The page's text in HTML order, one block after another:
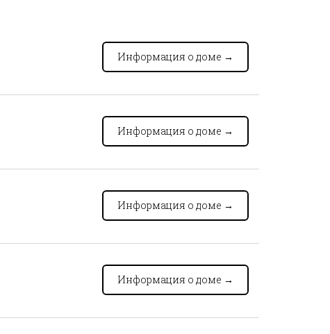
Информация о доме →
Информация о доме →
Информация о доме →
Информация о доме →